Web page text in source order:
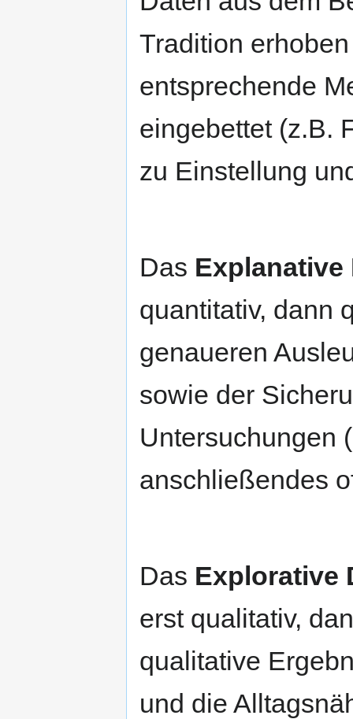
Tradition
entsprechende
eingebettet (z.B.
zu Einstellung
Das Explanative
quantitativ, dann
genaueren
sowie der
Untersuchungen
anschließendes
Das Explorative
erst qualitativ,
qualitative
und die